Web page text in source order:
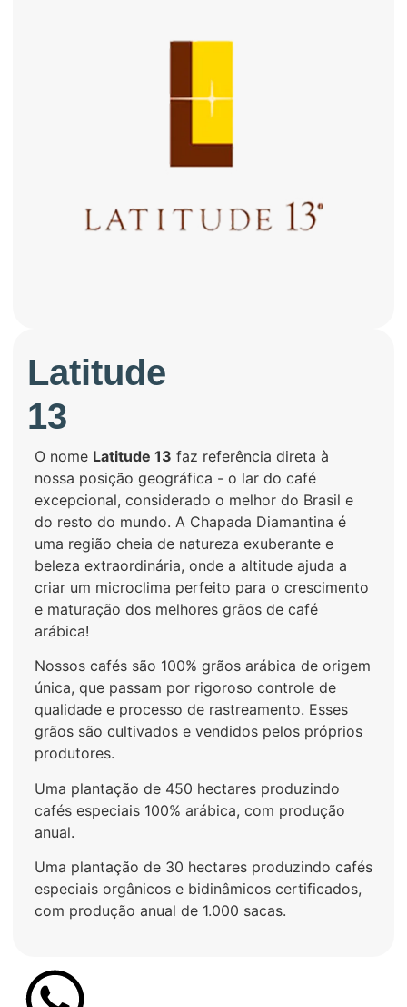
Latitude
13
O nome Latitude 13 faz referência direta à
nossa posição geográfica - o lar do café
excepcional, considerado o melhor do Brasil e
do resto do mundo. A Chapada Diamantina é
uma região cheia de natureza exuberante e
beleza extraordinária, onde a altitude ajuda a
criar um microclima perfeito para o crescimento
e maturação dos melhores grãos de café
arábica!
Nossos cafés são 100% grãos arábica de origem
única, que passam por rigoroso controle de
qualidade e processo de rastreamento. Esses
grãos são cultivados e vendidos pelos próprios
produtores.
Uma plantação de 450 hectares produzindo
cafés especiais 100% arábica, com produção
anual.
Uma plantação de 30 hectares produzindo cafés
especiais orgânicos e bidinâmicos certificados,
com produção anual de 1.000 sacas.